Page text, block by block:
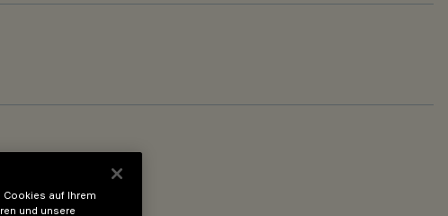
Cookies auf Ihrem
und unsere